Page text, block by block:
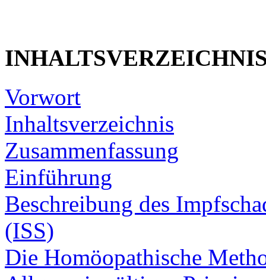
Vorwort
Inhaltsverzeichnis
Zusammenfassung
Einführung
Beschreibung des
(ISS)
Die Homöopathische